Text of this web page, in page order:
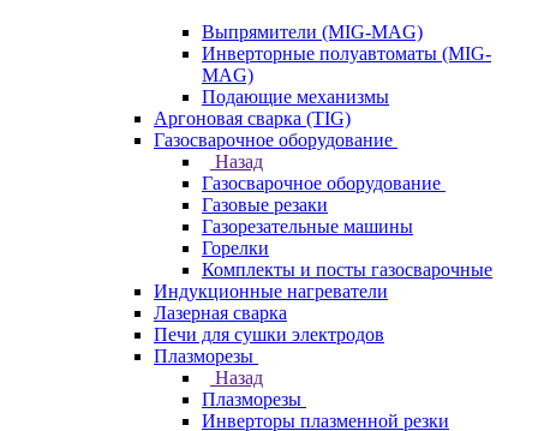
Выпрямители (MIG-MAG)
Инверторные полуавтоматы (MIG-
MAG)
Подающие механизмы
Аргоновая сварка (TIG)
Газосварочное оборудование
Назад
Газосварочное оборудование
Газовые резаки
Газорезательные машины
Горелки
Комплекты и посты газосварочные
Индукционные нагреватели
Лазерная сварка
Печи для сушки электродов
Плазморезы
Назад
Плазморезы
Инверторы плазменной резки